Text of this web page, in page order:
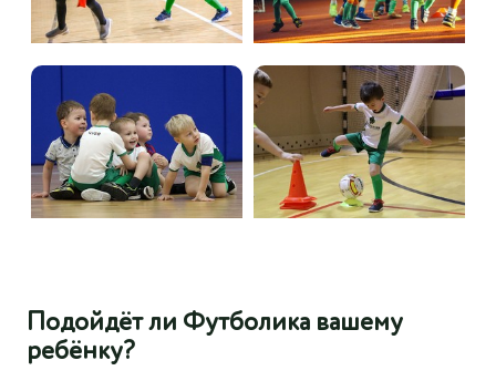
Подойдёт ли Футболика вашему
ребёнку?